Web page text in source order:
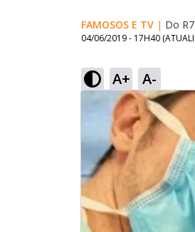
FAMOSOS E TV | Do R7
04/06/2019 - 17H40
A+ A-